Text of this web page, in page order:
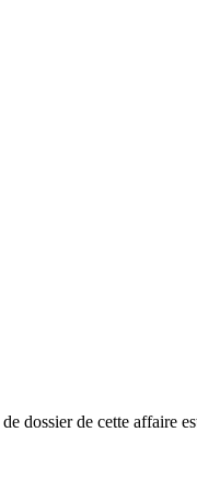
dossier de cette affaire